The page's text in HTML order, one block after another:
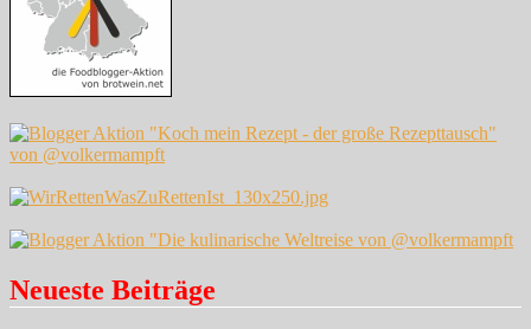
Neueste Beiträge